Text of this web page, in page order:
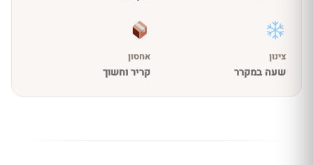
צינון
שעה במקרר
אחסון
קריר וחשוך